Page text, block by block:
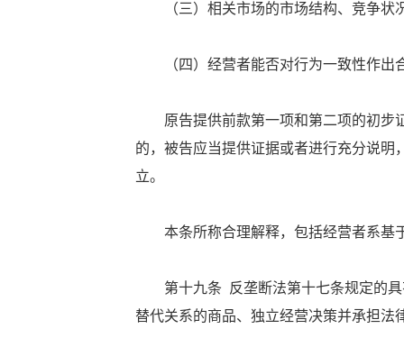
（三）相关市场的市场结构、竞争状
（四）经营者能否对行为一致性作出
原告提供前款第一项和第二项的初步证
的，被告应当提供证据或者进行充分说
立。
本条所称合理解释，包括经营者系基
第十九条 反垄断法第十七条规定的具
替代关系的商品、独立经营决策并承担